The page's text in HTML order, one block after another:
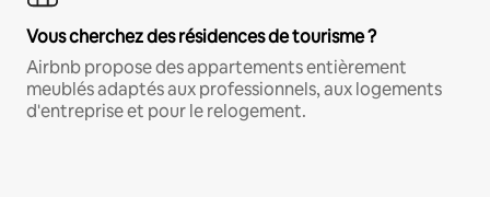
Vous cherchez des résidences de tourisme ?
Airbnb propose des appartements entièrement
meublés adaptés aux professionnels, aux logements
d'entreprise et pour le relogement.